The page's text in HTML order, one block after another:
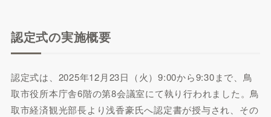
認定式の実施概要
認定式は、2025年12月23日（火）9:00から9:30まで、鳥
取市役所本庁舎6階の第8会議室にて執り行われました。鳥
取市経済観光部長より浅香豪氏へ認定書が授与され、その